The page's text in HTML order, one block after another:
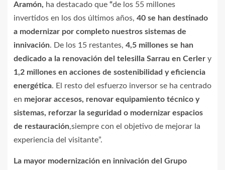
Aramón, ha destacado que “de los 55 millones
invertidos en los dos últimos años, 40 se han destinado
a modernizar por completo nuestros sistemas de
innivación. De los 15 restantes, 4,5 millones se han
dedicado a la renovación del telesilla Sarrau en Cerler y
1,2 millones en acciones de sostenibilidad y eficiencia
energética. El resto del esfuerzo inversor se ha centrado
en mejorar accesos, renovar equipamiento técnico y
sistemas, reforzar la seguridad o modernizar espacios
de restauración,siempre con el objetivo de mejorar la
experiencia del visitante”.
La mayor modernización en innivación del Grupo